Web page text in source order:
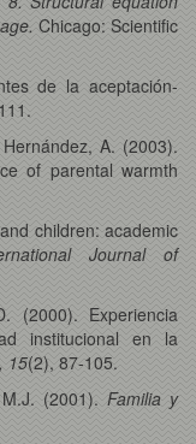
Chicago: Scientific
de la aceptación-
A. (2003).
of parental warmth
children: academic
Journal of
(2000). Experiencia
institucional en la
15(2), 87-105.
(2001). Familia y